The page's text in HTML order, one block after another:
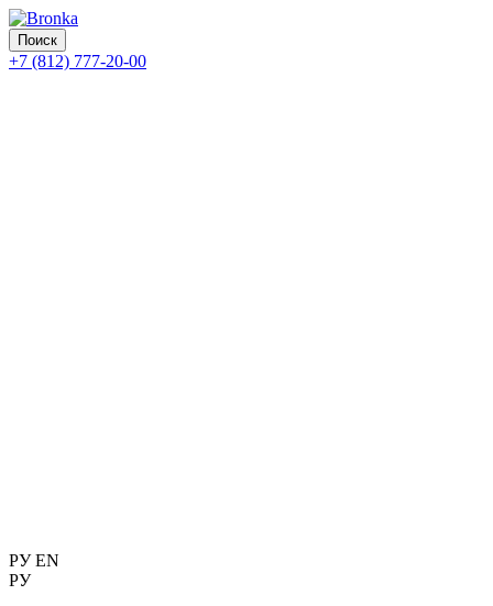
Поиск
+7 (812) 777-20-00
РУ EN
РУ